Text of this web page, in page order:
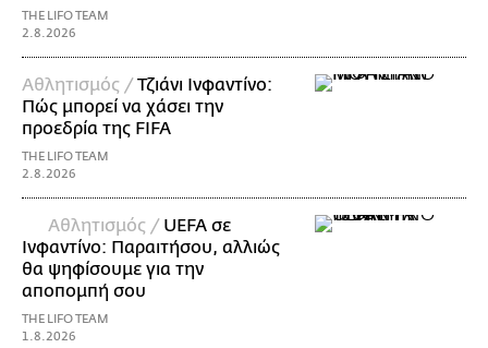
THE LIFO TEAM
2.8.2026
Αθλητισμός / Τζιάνι Ινφαντίνο:
Πώς μπορεί να χάσει την
προεδρία της FIFA
THE LIFO TEAM
2.8.2026
Αθλητισμός / UEFA σε
Ινφαντίνο: Παραιτήσου, αλλιώς
θα ψηφίσουμε για την
αποπομπή σου
THE LIFO TEAM
1.8.2026